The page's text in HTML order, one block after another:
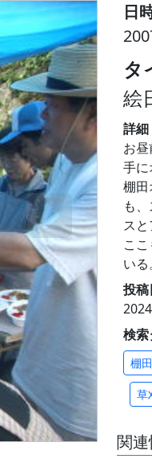
日
タ
絵
詳細
お
手に
棚田
も
スと
こ
いる。
投
検
棚
草
関